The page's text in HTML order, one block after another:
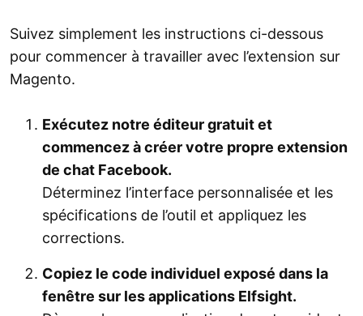
Suivez simplement les instructions ci-dessous
pour commencer à travailler avec l’extension sur
Magento.
Exécutez notre éditeur gratuit et
commencez à créer votre propre extension
de chat Facebook.
Déterminez l’interface personnalisée et les
spécifications de l’outil et appliquez les
corrections.
Copiez le code individuel exposé dans la
fenêtre sur les applications Elfsight.